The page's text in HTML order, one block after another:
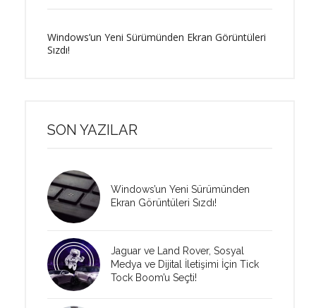
Windows’un Yeni Sürümünden Ekran Görüntüleri
Sızdı!
SON YAZILAR
Windows’un Yeni Sürümünden
Ekran Görüntüleri Sızdı!
Jaguar ve Land Rover, Sosyal
Medya ve Dijital İletişimi İçin Tick
Tock Boom’u Seçti!